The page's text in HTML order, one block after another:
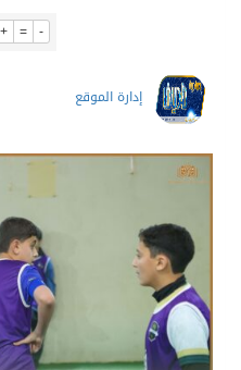
+ = -
إدارة الموقع